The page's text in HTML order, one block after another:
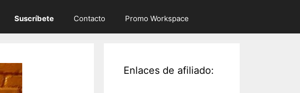
Suscríbete Contacto Promo Workspace
Enlaces de afiliado: